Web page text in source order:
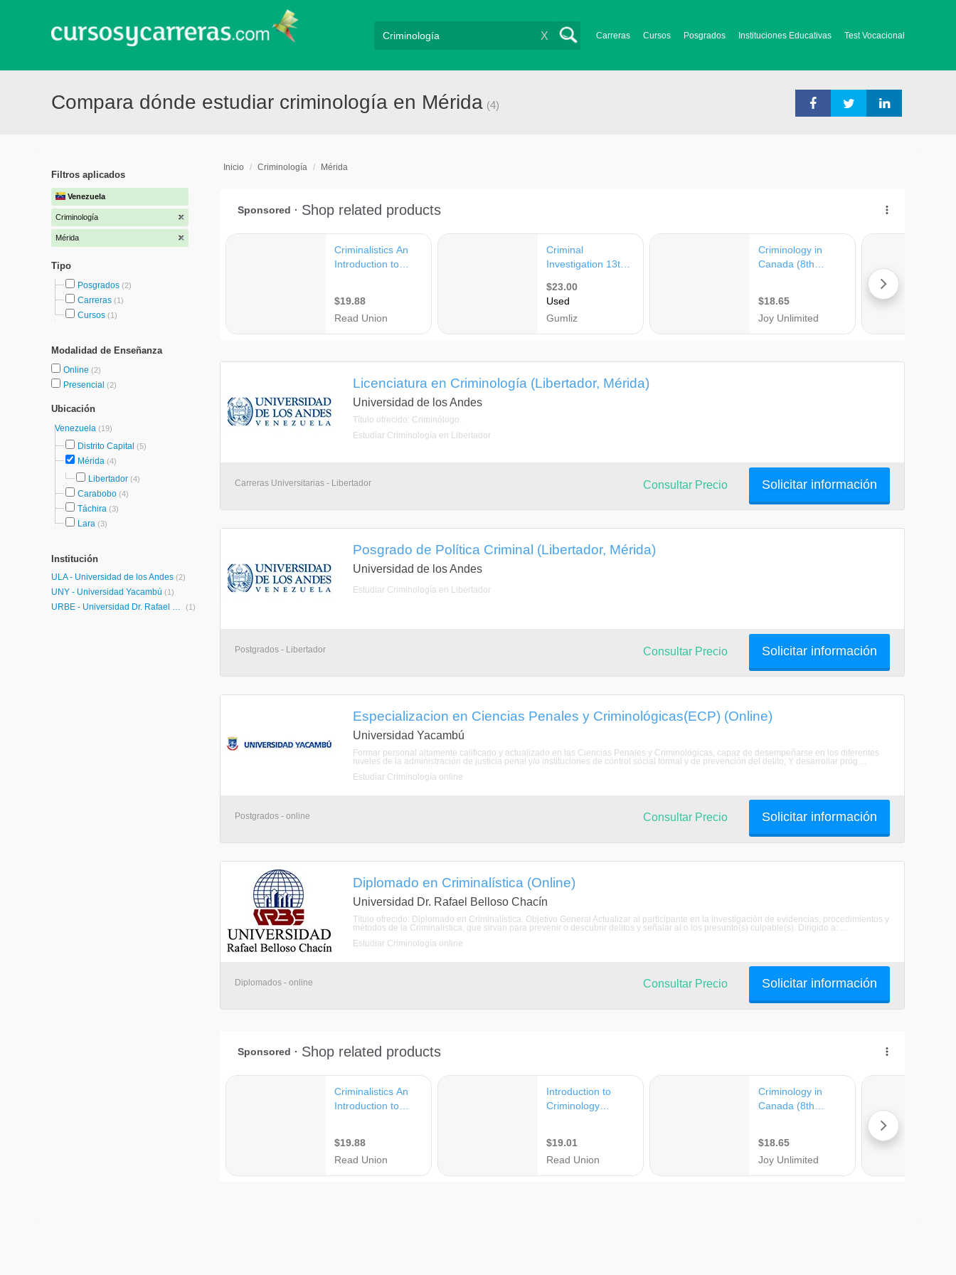
Carreras Cursos Posgrados Instituciones Educativas Test Vocacional
X
Compara dónde estudiar criminología en Mérida (4)
Filtros aplicados
Venezuela
Criminología
Mérida
Tipo
Posgrados (2)
Carreras (1)
Cursos (1)
Modalidad de Enseñanza
Online (2)
Presencial (2)
Ubicación
Venezuela (19)
Distrito Capital (5)
Mérida (4)
Libertador (4)
Carabobo (4)
Táchira (3)
Lara (3)
Institución
ULA - Universidad de los Andes (2)
UNY - Universidad Yacambú (1)
URBE - Universidad Dr. Rafael Belloso Chacín (1)
Inicio / Criminología / Mérida
Licenciatura en Criminología (Libertador, Mérida)
Universidad de los Andes
Título ofrecido: Criminólogo.
Estudiar Criminología en Libertador
Carreras Universitarias - Libertador Solicitar información
Consultar Precio
Posgrado de Política Criminal (Libertador, Mérida)
Universidad de los Andes
Estudiar Criminología en Libertador
Postgrados - Libertador Solicitar información
Consultar Precio
Especializacion en Ciencias Penales y Criminológicas(ECP) (Online)
Universidad Yacambú
Formar personal altamente calificado y actualizado en las Ciencias Penales y Criminológicas, capaz de desempeñarse en los diferentes
niveles de la administración de justicia penal y/o instituciones de control social formal y de prevención del delito, Y desarrollar prog ...
Estudiar Criminología online
Postgrados - online Solicitar información
Consultar Precio
Diplomado en Criminalística (Online)
Universidad Dr. Rafael Belloso Chacín
Título ofrecido: Diplomado en Criminalística. Objetivo General Actualizar al participante en la investigación de evidencias, procedimientos y
métodos de la Criminalística, que sirvan para prevenir o descubrir delitos y señalar al o los presunto(s) culpable(s). Dirigido a: ...
Estudiar Criminología online
Diplomados - online Solicitar información
Consultar Precio